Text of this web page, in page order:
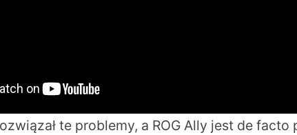
te problemy, a ROG Ally jest de